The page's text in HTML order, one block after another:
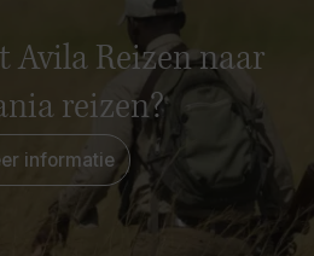
Avila Reizen naar
reizen?
informatie